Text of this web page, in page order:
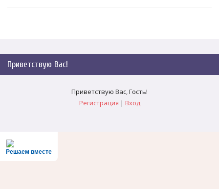
Приветствую Вас!
Приветствую Вас,Гость!
Регистрация | Вход
Решаем вместе